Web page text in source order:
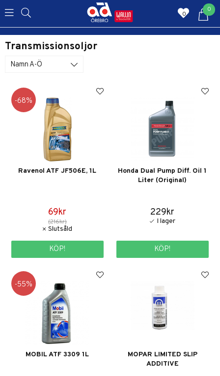
0
0
Transmissionsoljor
Namn A-Ö
68
Ravenol ATF JF506E, 1L
69kr
(216kr)
KÖP!
Honda Dual Pump Diff. Oil 1
Liter (Original)
229kr
KÖP!
55
MOBIL ATF 3309 1L
MOPAR LIMITED SLIP
ADDITIVE